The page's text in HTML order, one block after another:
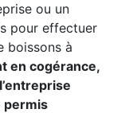
ou un
pour effectuer
boissons à
en cogérance,
permis